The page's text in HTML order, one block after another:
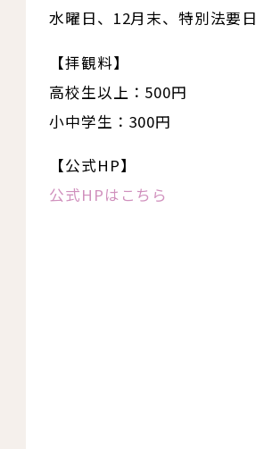
水曜日、12月末、特別法要日
【拝観料】
高校生以上：500円
小中学生：300円
【公式HP】
公式HPはこちら